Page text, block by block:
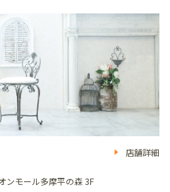
店舗詳細
ンモール多摩平の森 3F